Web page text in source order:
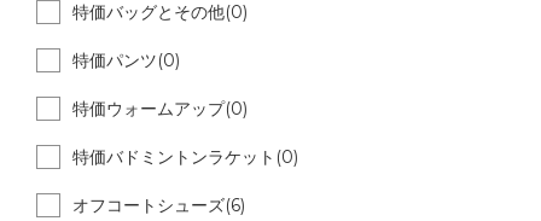
特価バッグとその他(0)
特価パンツ(0)
特価ウォームアップ(0)
特価バドミントンラケット(0)
オフコートシューズ(6)